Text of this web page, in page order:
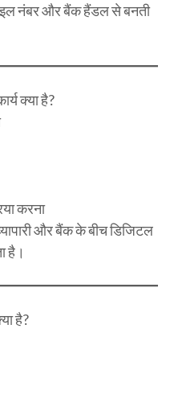
नंबर और बैंक हैंडल से बनती
क्या है?
करना
और बैंक के बीच डिजिटल
है।
है?